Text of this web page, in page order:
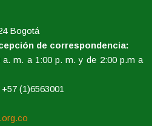
Bogotá
de correspondencia:
a. m. a 1:00 p. m. y de 2:00 p.m a
(1)6563001